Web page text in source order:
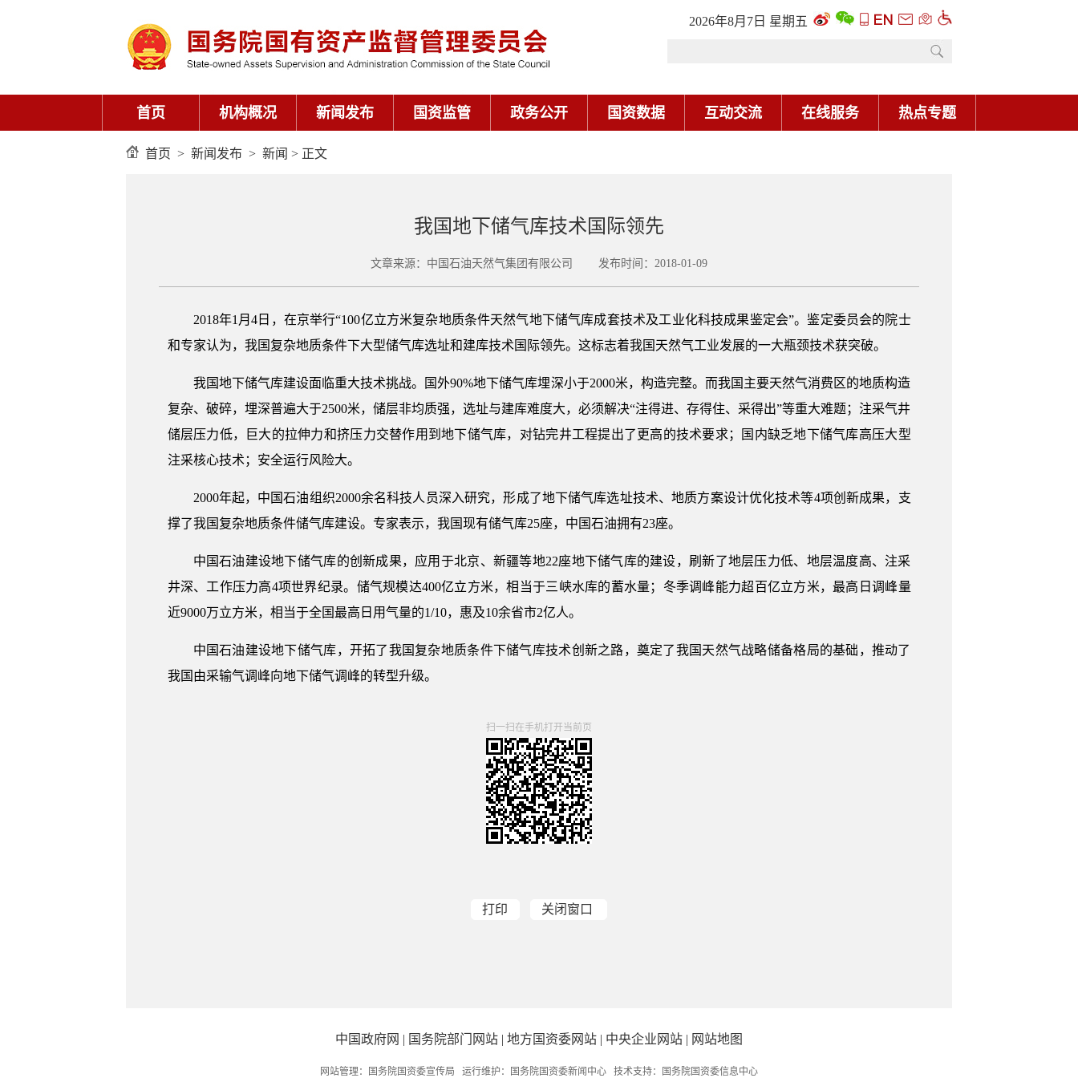
2026年8月7日 星期五
首页 机构概况 新闻发布 国资监管 政务公开 国资数据 互动交流 在线服务 热点专题
首页 > 新闻发布 > 新闻 > 正文
我国地下储气库技术国际领先
文章来源：中国石油天然气集团有限公司 发布时间：2018-01-09
2018年1月4日，在京举行“100亿立方米复杂地质条件天然气地下储气库成套技术及工业化科技成果鉴定会”。鉴定委员会的院士
和专家认为，我国复杂地质条件下大型储气库选址和建库技术国际领先。这标志着我国天然气工业发展的一大瓶颈技术获突破。
我国地下储气库建设面临重大技术挑战。国外90%地下储气库埋深小于2000米，构造完整。而我国主要天然气消费区的地质构造
复杂、破碎，埋深普遍大于2500米，储层非均质强，选址与建库难度大，必须解决“注得进、存得住、采得出”等重大难题；注采气井
储层压力低，巨大的拉伸力和挤压力交替作用到地下储气库，对钻完井工程提出了更高的技术要求；国内缺乏地下储气库高压大型
注采核心技术；安全运行风险大。
2000年起，中国石油组织2000余名科技人员深入研究，形成了地下储气库选址技术、地质方案设计优化技术等4项创新成果，支
撑了我国复杂地质条件储气库建设。专家表示，我国现有储气库25座，中国石油拥有23座。
中国石油建设地下储气库的创新成果，应用于北京、新疆等地22座地下储气库的建设，刷新了地层压力低、地层温度高、注采
井深、工作压力高4项世界纪录。储气规模达400亿立方米，相当于三峡水库的蓄水量；冬季调峰能力超百亿立方米，最高日调峰量
近9000万立方米，相当于全国最高日用气量的1/10，惠及10余省市2亿人。
中国石油建设地下储气库，开拓了我国复杂地质条件下储气库技术创新之路，奠定了我国天然气战略储备格局的基础，推动了
我国由采输气调峰向地下储气调峰的转型升级。
扫一扫在手机打开当前页
打印 关闭窗口